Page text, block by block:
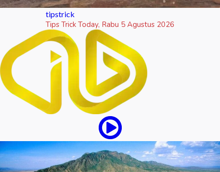
tipstrick
Tips Trick Today, Rabu 5 Agustus 2026